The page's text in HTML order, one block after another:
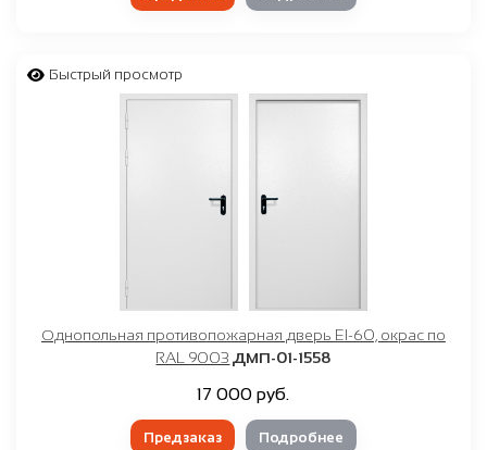
Быстрый просмотр
Однопольная противопожарная дверь EI-60, окрас по
RAL 9003 ДМП-01-1558
17 000 руб.
Предзаказ Подробнее